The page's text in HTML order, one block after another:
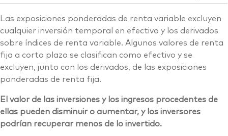
Las exposiciones ponderadas de renta variable excluyen
cualquier inversión temporal en efectivo y los derivados
sobre índices de renta variable. Algunos valores de renta
fija a corto plazo se clasifican como efectivo y se
excluyen, junto con los derivados, de las exposiciones
ponderadas de renta fija.
El valor de las inversiones y los ingresos procedentes de
ellas pueden disminuir o aumentar, y los inversores
podrían recuperar menos de lo invertido.